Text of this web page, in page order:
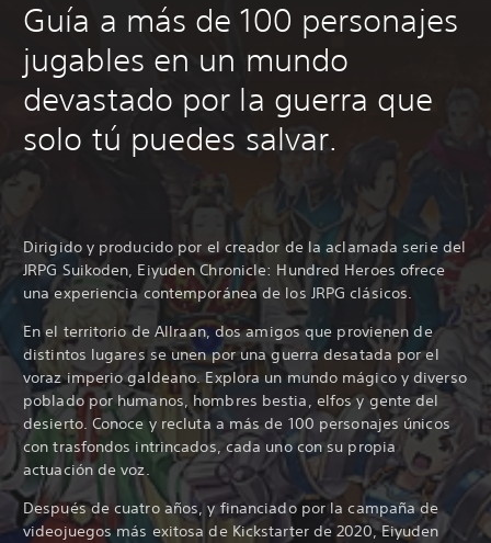
Guía a más de 100 personajes
jugables en un mundo
devastado por la guerra que
solo tú puedes salvar.
Dirigido y producido por el creador de la aclamada serie del
JRPG Suikoden, Eiyuden Chronicle: Hundred Heroes ofrece
una experiencia contemporánea de los JRPG clásicos.
En el territorio de Allraan, dos amigos que provienen de
distintos lugares se unen por una guerra desatada por el
voraz imperio galdeano. Explora un mundo mágico y diverso
poblado por humanos, hombres bestia, elfos y gente del
desierto. Conoce y reclutaa más de 100 personajes únicos
con trasfondos intrincados, cada uno con su propia
actuación de voz.
Después de cuatro años, y financiado por la campaña de
videojuegos más exitosa de Kickstarter de 2020, Eiyuden